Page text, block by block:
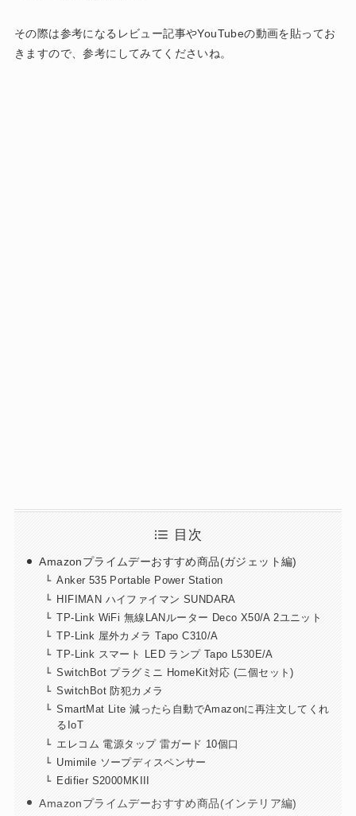
その際は参考になるレビュー記事やYouTubeの動画を貼ってお
きますので、参考にしてみてくださいね。
目次
Amazonプライムデーおすすめ商品(ガジェット編)
Anker 535 Portable Power Station
HIFIMAN ハイファイマン SUNDARA
TP-Link WiFi 無線LANルーター Deco X50/A 2ユニット
TP-Link 屋外カメラ Tapo C310/A
TP-Link スマート LED ランプ Tapo L530E/A
SwitchBot プラグミニ HomeKit対応 (二個セット)
SwitchBot 防犯カメラ
SmartMat Lite 減ったら自動でAmazonに再注文してくれ
るIoT
エレコム 電源タップ 雷ガード 10個口
Umimile ソープディスペンサー
Edifier S2000MKIII
Amazonプライムデーおすすめ商品(インテリア編)